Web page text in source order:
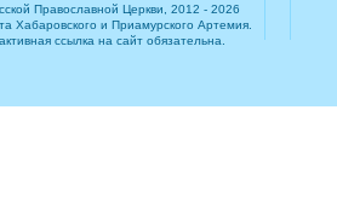
Православной Церкви, 2012 - 2026
Хабаровского и Приамурского Артемия.
ссылка на сайт обязательна.